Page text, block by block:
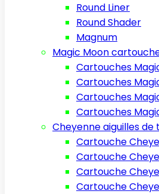
Round Liner
Round Shader
Magnum
Magic Moon
Cartouches
Cartouches
Cartouches
Cartouches
Cheyenne aiguilles de
Cartouche
Cartouche
Cartouche
Cartouche